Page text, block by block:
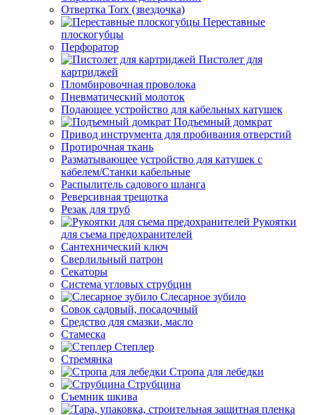
Отвертка Torx (звездочка)
Переставные
плоскогубцы
Перфоратор
Пистолет для
картриджей
Пломбировочная проволока
Пневматический молоток
Подающее устройство для кабельных катушек
Подъемный домкрат
Привод инструмента для пробивания отверстий
Протирочная ткань
Разматывающее устройство для катушек с
кабелем/Станки кабельные
Распылитель садового шланга
Реверсивная трещотка
Резак для труб
Рукоятки
для съема предохранителей
Сантехнический ключ
Сверлильный патрон
Секаторы
Система угловых струбцин
Слесарное зубило
Совок садовый, посадочный
Средство для смазки, масло
Стамеска
Степлер
Стремянка
Стропа для лебедки
Струбцина
Съемник шкива